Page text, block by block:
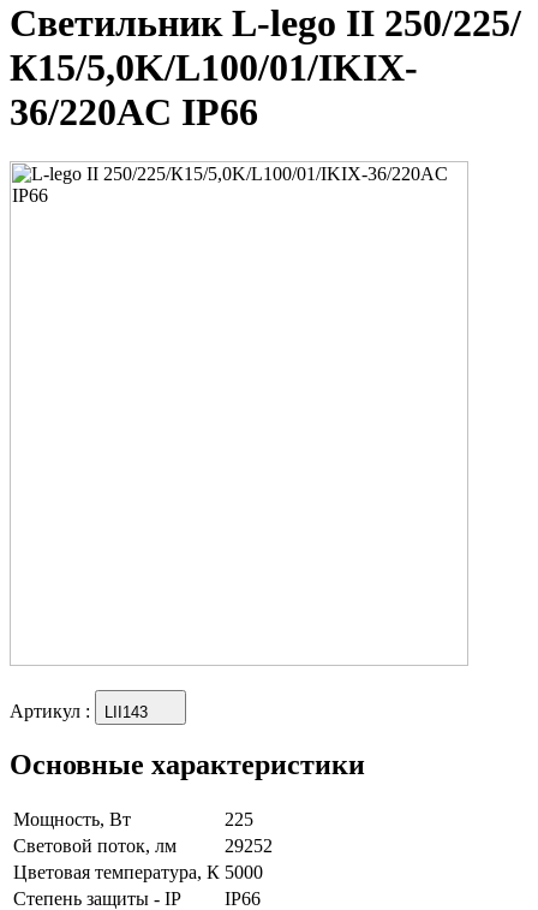
Светильник L-lego II 250/225/
К15/5,0K/L100/01/IKIX-
36/220AC IP66
Артикул : LII143
Основные характеристики
Мощность, Вт
225
Световой поток, лм
29252
Цветовая температура, К 5000
Степень защиты - IP
IP66